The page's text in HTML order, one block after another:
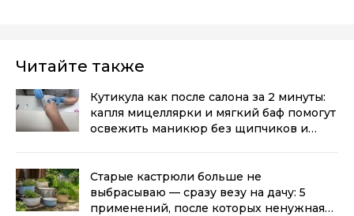
Читайте также
Кутикула как после салона за 2 минуты:
капля мицеллярки и мягкий баф помогут
освежить маникюр без щипчиков и
Старые кастрюли больше не
выбрасываю — сразу везу на дачу: 5
применений, после которых ненужная